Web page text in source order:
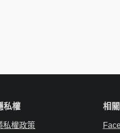
私權
私權政策
相